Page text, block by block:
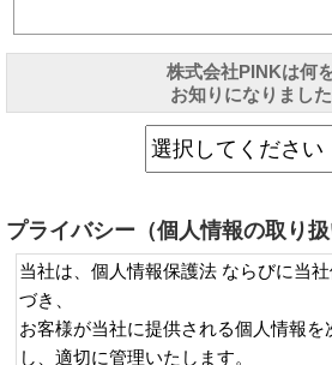
株式会社PINKは何
お知りになりまし
プライバシー（個人情報の取り